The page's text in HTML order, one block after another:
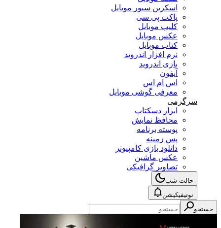
اسکرین سیور موبایل
پاکت پی سی
کلیپ موبایل
عکس موبایل
کتاب موبایل
نرم افزار اندروید
بازی اندروید
آیفون
اس ام اس
معرفی گوشی موبایل
سرگرمی
ابزار دسکتاپ
محافظ نمایش
پوسته برنامه
پس زمینه
دانلود بازی کامپیوتر
عکس ماشین
تصاویر گرافیکی
حالت شب
نوتیفیکیشن
جستجو